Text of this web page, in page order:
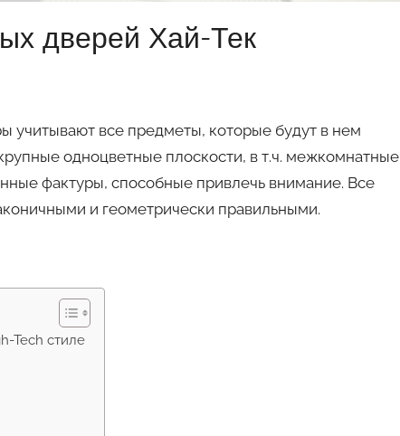
дверей Хай-Тек
учитывают все предметы, которые будут в нем
одноцветные плоскости, в т.ч. межкомнатные
фактуры, способные привлечь внимание. Все
и геометрически правильными.
Tech стиле